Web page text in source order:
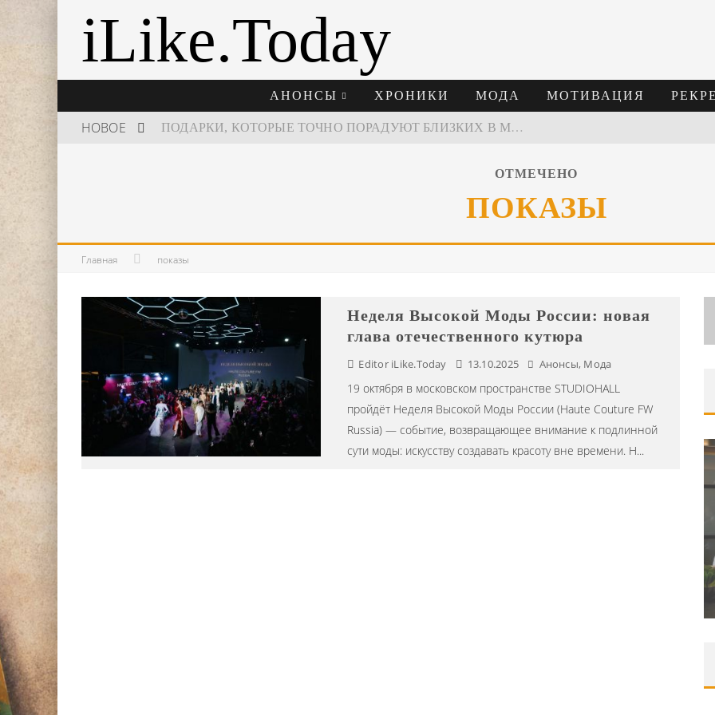
iLike.Today
АНОНСЫ ХРОНИКИ МОДА МОТИВАЦИЯ
НОВОЕ
ПОДАРКИ, КОТОРЫЕ ТОЧНО ПОРАДУЮТ БЛИЗКИХ В МАЙСКИЕ ПРАЗДНИКИ
НЕДЕЛЯ ВЫСОКОЙ МОДЫ РОССИИ: НОВАЯ ГЛАВА ОТЕЧЕСТВЕННОГО КУТЮРА
ОТМЕЧЕНО
ПОКАЗЫ
Главная показы
Неделя Высокой Моды России: новая
глава отечественного кутюра
Editor iLike.Today 13.10.2025 Анонсы, Мода
19 октября в московском пространстве STUDIOHALL
пройдёт Неделя Высокой Моды России (Haute Couture FW
Russia) — событие, возвращающее внимание к подлинной
сути моды: искусству создавать красоту вне времени. Н...